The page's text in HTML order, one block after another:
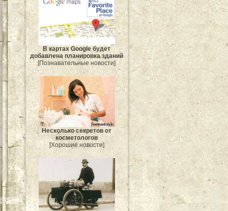
В картах Google будет
добавлена планировка зданий
[Познавательные новости]
Несколько секретов от
косметологов
[Хорошие новости]